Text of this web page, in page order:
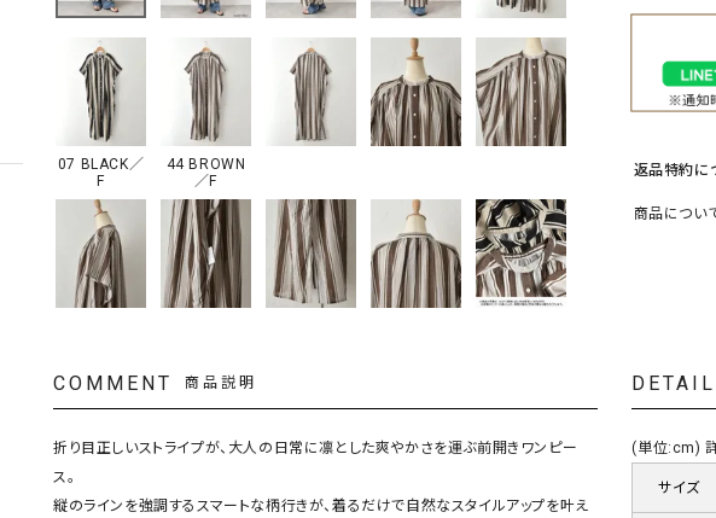
07 BLACK／
F
44 BROWN
／F
返品特約に
商品につい
COMMENT 商品説明
折り目正しいストライプが、大人の日常に凛とした爽やかさを運ぶ前開きワンピー
ス。
縦のラインを強調するスマートな柄行きが、着るだけで自然なスタイルアップを叶え
DETAIL
(単位:cm)
サイズ